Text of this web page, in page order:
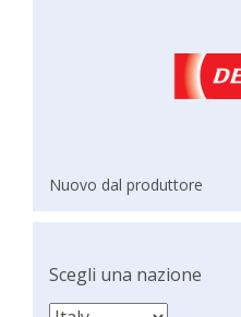
Nuovo dal produttore
Scegli una nazione